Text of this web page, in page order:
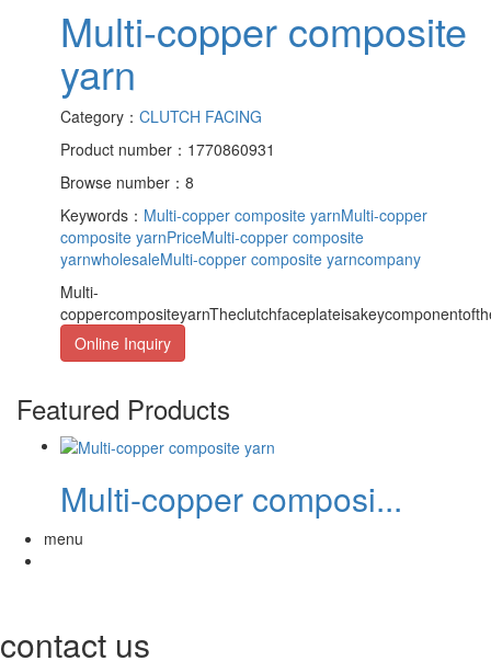
Multi-copper composite
yarn
Category： CLUTCH FACING
Product number：1770860931
Browse number：8
Keywords： Multi-copper composite yarnMulti-copper
composite yarnPriceMulti-copper composite
yarnwholesaleMulti-copper composite yarncompany
Multi-
Online Inquiry
Featured Products
Multi-copper composi...
menu
contact us